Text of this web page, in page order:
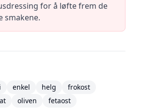
for å løfte frem de
smakene.
enkel helg
frokost
oliven fetaost